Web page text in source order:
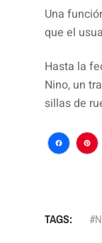
Una
que el
Hasta la
Nino, un
sillas de
TAGS: